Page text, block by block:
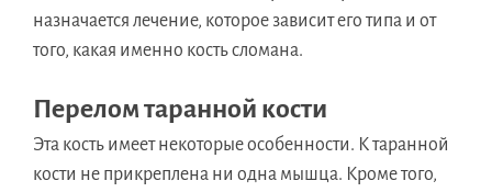
назначается лечение, которое зависит его типа и от
того, какая именно кость сломана.
Перелом таранной кости
Эта кость имеет некоторые особенности. К таранной
кости не прикреплена ни одна мышца. Кроме того,